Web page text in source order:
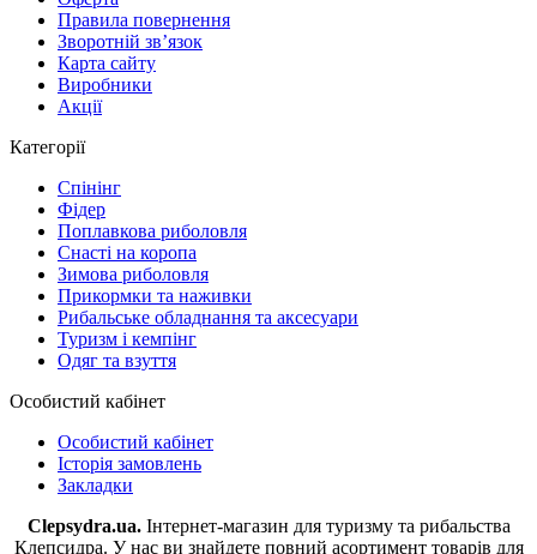
Правила повернення
Зворотній зв’язок
Карта сайту
Виробники
Акції
Категорії
Спінінг
Фідер
Поплавкова риболовля
Снасті на коропа
Зимова риболовля
Прикормки та наживки
Рибальське обладнання та аксесуари
Туризм і кемпінг
Одяг та взуття
Особистий кабінет
Особистий кабінет
Історія замовлень
Закладки
Clepsydra.ua. Інтернет-магазин для туризму та рибальства
Клепсидра. У нас ви знайдете повний асортимент товарів для